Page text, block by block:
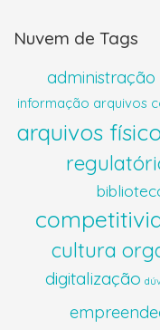
Nuvem de Tags
informação arquivos
arquivos
cultura
digitalização